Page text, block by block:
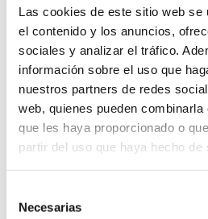
Las cookies de este sitio web se
el contenido y los anuncios,
sociales y analizar el tráfico.
información sobre el uso que
nuestros partners de redes
web, quienes pueden
que les haya proporcionado o
partir del uso que haya hecho
Necesarias